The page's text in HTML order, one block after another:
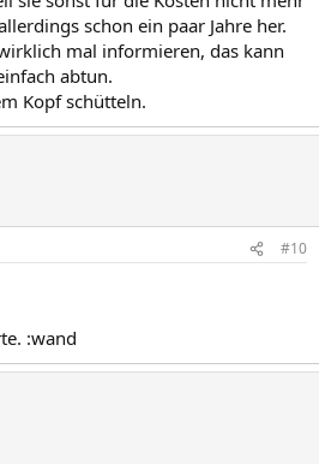
schon ein paar Jahre her.
mal informieren, das kann
abtun.
Kopf schütteln.
#10
:wand